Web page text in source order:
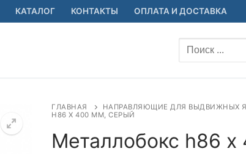
КАТАЛОГ КОНТАКТЫ ОПЛАТА И ДОСТАВКА
Найти:
ГЛАВНАЯ НАПРАВЛЯЮЩИЕ ДЛЯ ВЫДВИЖНЫХ
H86 Х 400 ММ, СЕРЫЙ
Металлобокс h86